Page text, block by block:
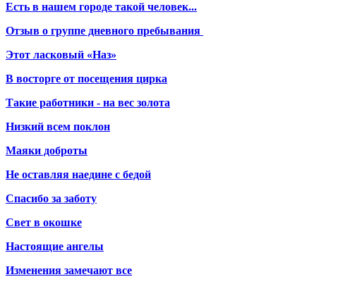
Есть в нашем городе такой человек...
Отзыв о группе дневного пребывания
Этот ласковый «Наз»
В восторге от посещения цирка
Такие работники - на вес золота
Низкий всем поклон
Маяки доброты
Не оставляя наедине с бедой
Спасибо за заботу
Свет в окошке
Настоящие ангелы
Изменения замечают все